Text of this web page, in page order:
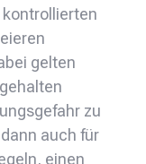
gelten
zu
auch für
einen